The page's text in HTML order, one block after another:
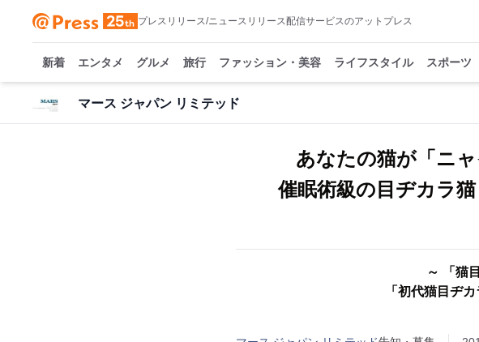
プレスリリース/ニュースリリース配信サービスのアットプレス
新着 エンタメ グルメ 旅行 ファッション・美容 ライフスタイル スポーツ
マース ジャパン リミテッド
あなたの猫が「ニ
催眠術級の目ヂカラ
～ 「猫
「初代猫目ヂ